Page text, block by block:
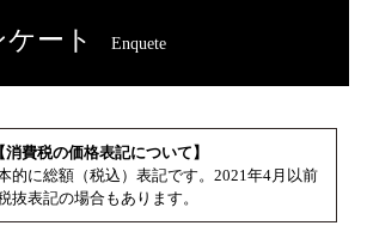
ケート Enquete
【消費税の価格表記について】
的に総額（税込）表記です。2021年4月以前
抜表記の場合もあります。